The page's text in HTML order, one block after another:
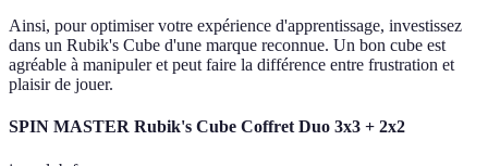
Ainsi, pour optimiser votre expérience d'apprentissage, investissez
dans un Rubik's Cube d'une marque reconnue. Un bon cube est
agréable à manipuler et peut faire la différence entre frustration et
plaisir de jouer.
SPIN MASTER Rubik's Cube Coffret Duo 3x3 + 2x2